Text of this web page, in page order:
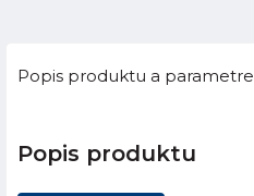
Popis produktu a parametre
Popis produktu